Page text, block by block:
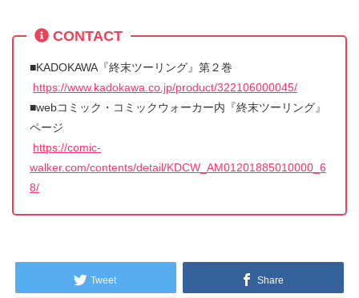
CONTACT
■KADOKAWA『終末ツーリング』第２巻
https://www.kadokawa.co.jp/product/322106000045/
■webコミック・コミックウォーカー内『終末ツーリング』
ページ
https://comic-
walker.com/contents/detail/KDCW_AM01201885010000_6
8/
Tweet Share